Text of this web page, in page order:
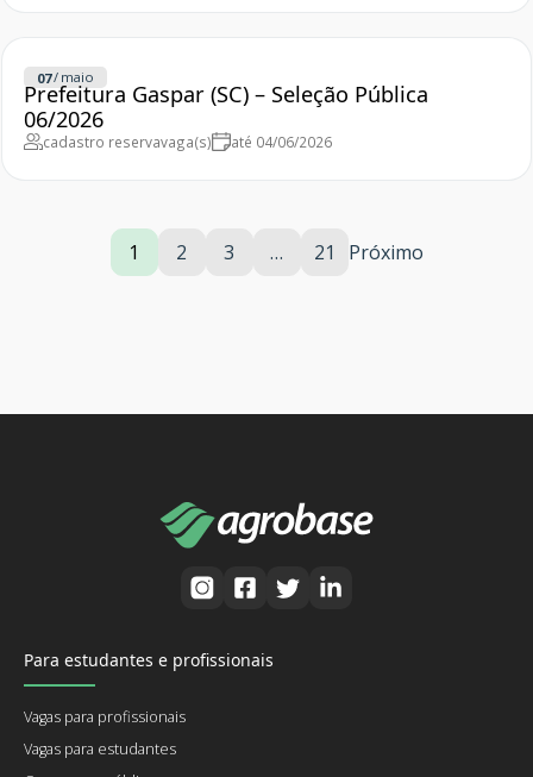
07/ maio
Prefeitura Gaspar (SC) – Seleção Pública
06/2026
cadastro reservavaga(s) até 04/06/2026
1 2 3 … 21 Próximo
Para estudantes e profissionais
Vagas para profissionais
Vagas para estudantes